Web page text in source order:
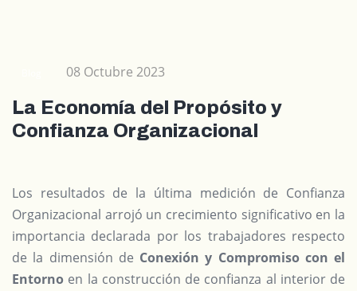
08 Octubre 2023
La Economía del Propósito y
Confianza Organizacional
Los resultados de la última medición de Confianza
Organizacional arrojó un crecimiento significativo en la
importancia declarada por los trabajadores respecto
de la dimensión de Conexión y Compromiso con el
Entorno en la construcción de confianza al interior de